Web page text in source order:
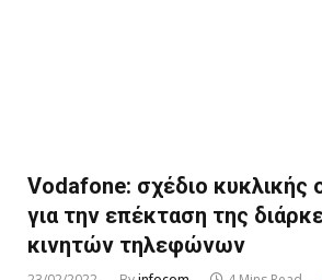
Vodafone: σχέδιο κυκλικής
για την επέκταση της
κινητών τηλεφώνων